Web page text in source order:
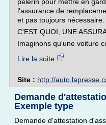
l'assurance de
et pas toujours nécessaire.
C'EST QUOI, UNE
Imaginons qu'une voiture
Lire la suite
Site : http://
Demande
Exemple type
Demande d'attestation